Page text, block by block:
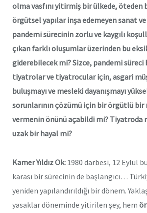
olma vasfını yitirmiş bir ülkede, öteden
örgütsel yapılar inşa edemeyen sanat
pandemi sürecinin zorlu ve kaygılı
çıkan farklı oluşumlar üzerinden bu
giderebilecek mi? Sizce, pandemi süreci
tiyatrolar ve tiyatrocular için, asgari
buluşmayı ve mesleki dayanışmayı
sorunlarının çözümü için bir örgütlü bir
vermenin önünü açabildi mi? Tiyatroda
uzak bir hayal mi?
Kamer Yıldız Ok: 1980 darbesi, 12 Eylül
karası bir sürecinin de başlangıcı…
yeniden yapılandırıldığı bir dönem.
yasaklar döneminde yitirilen şey, hem